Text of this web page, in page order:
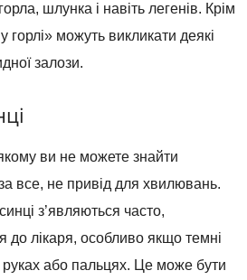
шлунка і навіть легенів. Крім
горлі» можуть викликати деякі
залози.
ви не можете знайти
все, не привід для хвилювань.
з’являються часто,
до лікаря, особливо якщо темні
або пальцях. Це може бути